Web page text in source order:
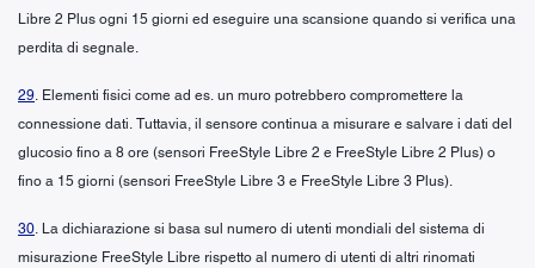
Libre 2 Plus ogni 15 giorni ed eseguire una scansione quando si verifica una
perdita di segnale.
29. Elementi fisici come ad es. un muro potrebbero compromettere la
connessione dati. Tuttavia, il sensore continua a misurare e salvare i dati del
glucosio fino a 8 ore (sensori FreeStyle Libre 2 e FreeStyle Libre 2 Plus) o
fino a 15 giorni (sensori FreeStyle Libre 3 e FreeStyle Libre 3 Plus).
30. La dichiarazione si basa sul numero di utenti mondiali del sistema di
misurazione FreeStyle Libre rispetto al numero di utenti di altri rinomati